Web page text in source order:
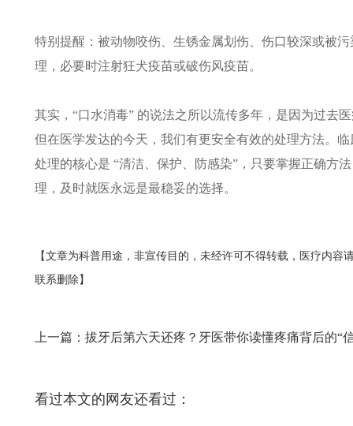
特别提醒：被动物咬伤、生锈金属划伤、伤口较深或被
理，必要时注射狂犬疫苗或破伤风疫苗。
其实，“口水消毒” 的说法之所以流传多年，是因为过去
但在医学发达的今天，我们有更安全有效的处理方法。
处理的核心是 “清洁、保护、防感染”，只要掌握正确方
理，及时就医永远是最稳妥的选择。​
【文章为科普用途，非宣传目的，未经许可不得转载，医疗内
联系删除】
上一篇： 拔牙后第六天还疼？牙医带你读懂疼痛背后的“
看过本文的网友还看过：